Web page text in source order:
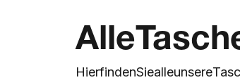
Alle
HierfindenSiealleunsere